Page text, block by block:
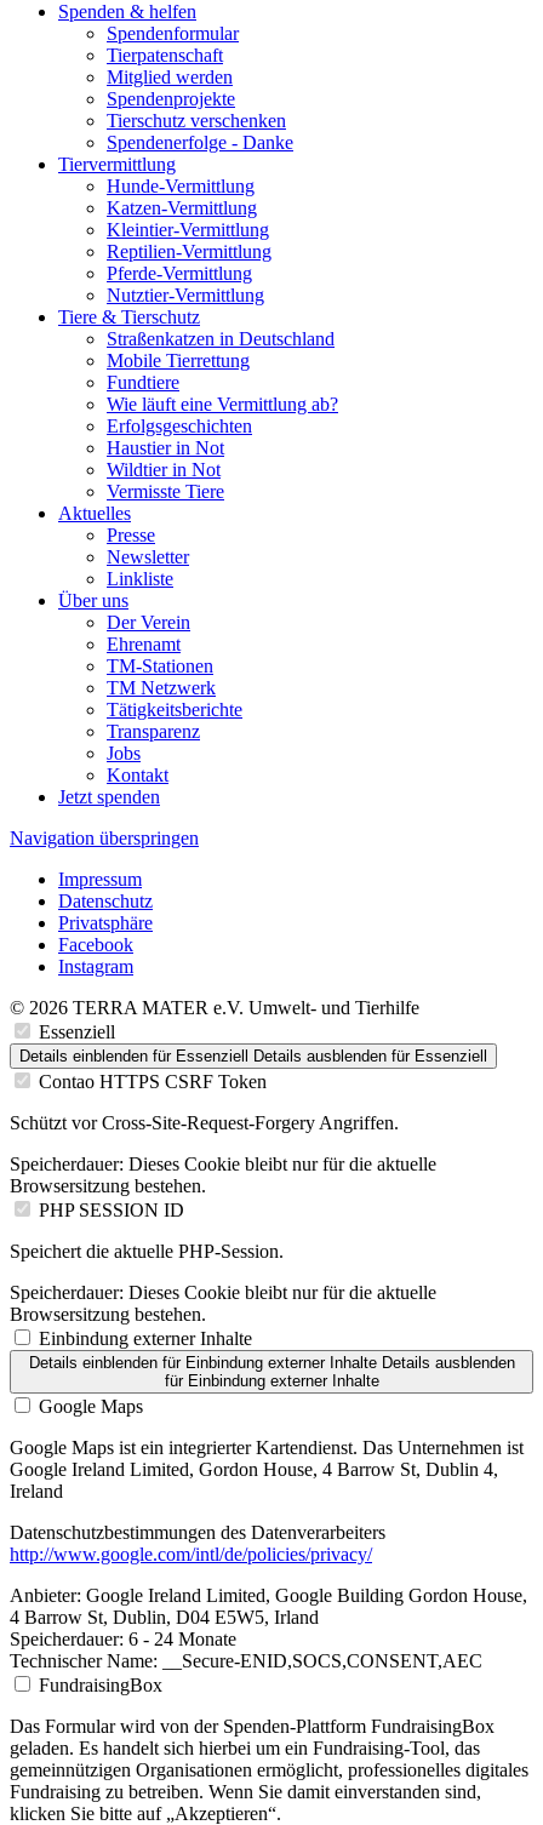
Spenden & helfen
Spendenformular
Tierpatenschaft
Mitglied werden
Spendenprojekte
Tierschutz verschenken
Spendenerfolge - Danke
Tiervermittlung
Hunde-Vermittlung
Katzen-Vermittlung
Kleintier-Vermittlung
Reptilien-Vermittlung
Pferde-Vermittlung
Nutztier-Vermittlung
Tiere & Tierschutz
Straßenkatzen in Deutschland
Mobile Tierrettung
Fundtiere
Wie läuft eine Vermittlung ab?
Erfolgsgeschichten
Haustier in Not
Wildtier in Not
Vermisste Tiere
Aktuelles
Presse
Newsletter
Linkliste
Über uns
Der Verein
Ehrenamt
TM-Stationen
TM Netzwerk
Tätigkeitsberichte
Transparenz
Jobs
Kontakt
Jetzt spenden
Navigation überspringen
Impressum
Datenschutz
Privatsphäre
Facebook
Instagram
© 2026 TERRA MATER e.V. Umwelt- und Tierhilfe
Essenziell
Details einblenden für Essenziell Details ausblenden für Essenziell
Contao HTTPS CSRF Token
Schützt vor Cross-Site-Request-Forgery Angriffen.
Speicherdauer: Dieses Cookie bleibt nur für die aktuelle
Browsersitzung bestehen.
PHP SESSION ID
Speichert die aktuelle PHP-Session.
Speicherdauer: Dieses Cookie bleibt nur für die aktuelle
Browsersitzung bestehen.
Einbindung externer Inhalte
Details einblendenfür Einbindung externer Inhalte Details ausblenden
für Einbindung externer Inhalte
Google Maps
Google Maps ist ein integrierter Kartendienst. Das Unternehmen ist
Google Ireland Limited, Gordon House, 4 Barrow St, Dublin 4,
Ireland
Datenschutzbestimmungen des Datenverarbeiters
http://www.google.com/intl/de/policies/privacy/
Anbieter: Google Ireland Limited, Google Building Gordon House,
4 Barrow St, Dublin, D04 E5W5, Irland
Speicherdauer: 6 - 24 Monate
Technischer Name: __Secure-ENID,SOCS,CONSENT,AEC
FundraisingBox
Das Formular wird von der Spenden-Plattform FundraisingBox
geladen. Es handelt sich hierbei um ein Fundraising-Tool, das
gemeinnützigen Organisationen ermöglicht, professionelles digitales
Fundraising zu betreiben. Wenn Sie damit einverstanden sind,
klicken Sie bitte auf „Akzeptieren“.